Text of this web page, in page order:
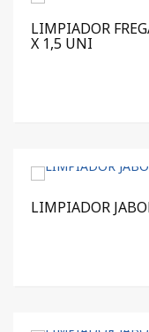
LIMPIADOR
X 1,5 UNI
LIMPIADOR